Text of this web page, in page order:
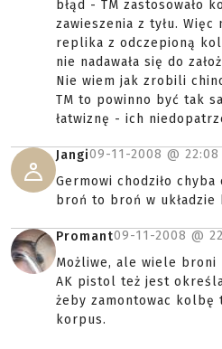
błąd - TM zastosowało
zawieszenia z tyłu. Więc
replika z odczepioną
nie nadawała się do
Nie wiem jak zrobili
TM to powinno być tak
łatwiznę - ich
Jangi09-11-2008 @ 22:08
Germowi chodziło
broń to broń w
Promant09-11-2008 @
Możliwe, ale wiele broni
AK pistol też jest
żeby zamontowac
korpus.